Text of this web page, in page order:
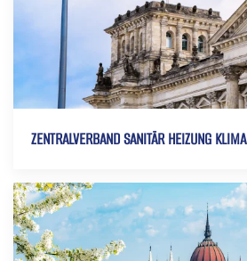
ZENTRALVERBAND SANITÄR HEIZUNG KLIMA